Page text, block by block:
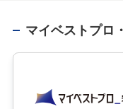
マイベストプロ